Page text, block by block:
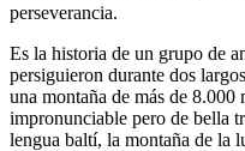
perseverancia.
Es la historia de un grupo de
persiguieron durante dos
una montaña de más de 8.000
impronunciable pero de bella
lengua baltí, la montaña de la